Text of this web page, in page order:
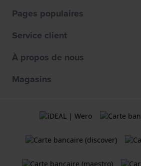
Pages populaires
Service client
À propos de nous
Magasins